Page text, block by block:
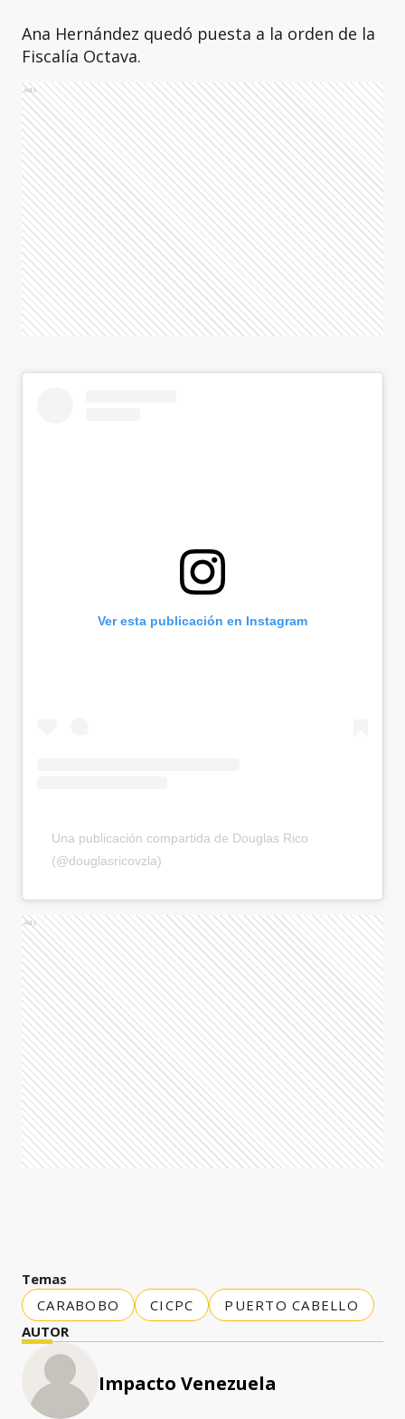
Ana Hernández quedó puesta a la orden de la
Fiscalía Octava.
Ads
Ver esta publicación en Instagram
Una publicación compartida de Douglas Rico
(@douglasricovzla)
Ads
Temas
CARABOBO
CICPC
PUERTO CABELLO
AUTOR
Impacto Venezuela